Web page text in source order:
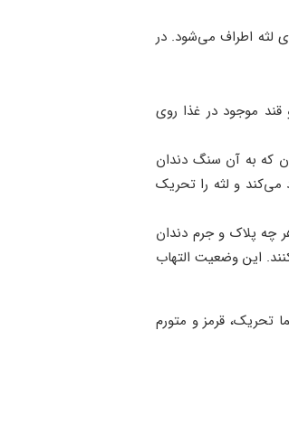
لثه اطراف می‌شود. در
موجود در غذا روی
که به آن سنگ دندان
می‌کند و لثه را تحریک
چه پلاک و جرم دندان
این وضعیت التهاب
تحریک، قرمز و متورم